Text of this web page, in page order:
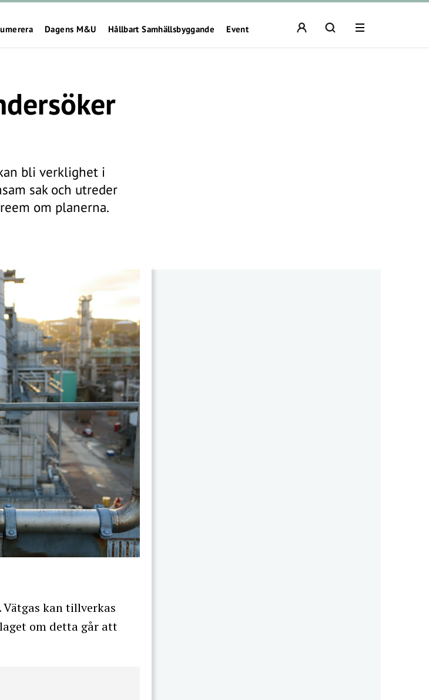
Dagens M&U Hållbart Samhällsbyggande Event
bli verklighet i
sak och utreder
om planerna.
kan tillverkas
om detta går att